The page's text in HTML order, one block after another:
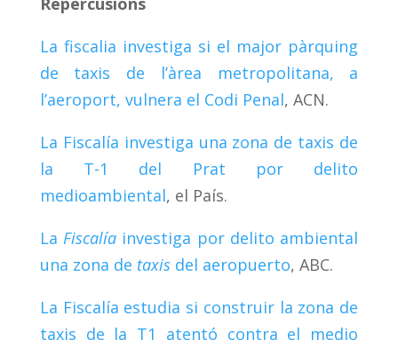
La fiscalia investiga si el major pàrquing
de taxis de l’àrea metropolitana, a
l’aeroport, vulnera el Codi Penal, ACN.
La Fiscalía investiga una zona de taxis de
la T-1 del Prat por delito
medioambiental, el País.
LaFiscalía investiga por delito ambiental
una zona de taxisdel aeropuerto, ABC.
La Fiscalía estudia si construir la zona de
taxis de la T1 atentó contra el medio